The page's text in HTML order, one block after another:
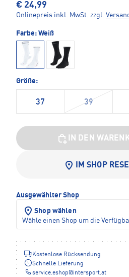
€ 24,99
Onlinepreis inkl. MwSt. zzgl.
Farbe: Weiß
Größe:
37 39
IN DEN
IM SHOP
Ausgewählter Shop
Shop wählen
Wähle einen Shop um die
Kostenlose Rücksendung
Schnelle Lieferung
service.eshop@intersport.at